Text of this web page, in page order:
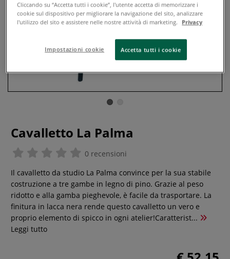
Cavalletto La Palma
0 recensioni
Il cavalletto da studio La Palma convince per la sua stabile
costruzione a tre gambe in legno di pino. Grazie al peso
ridotto e alla gamba pieghevole, è facile da trasportare. La
finitura in lacca nera rende questo cavalletto un vero e
proprio elemento di spicco in ogni atelier!Caratterist...
Leggi tutto
Cliccando su “Accetta tutti i cookie”, l'utente accetta di memorizzare i
cookie sul dispositivo per migliorare la navigazione del sito, analizzare
l'utilizzo del sito e assistere nelle nostre attività di marketing.
Privacy
Impostazioni cookie Accetta tutti i cookie